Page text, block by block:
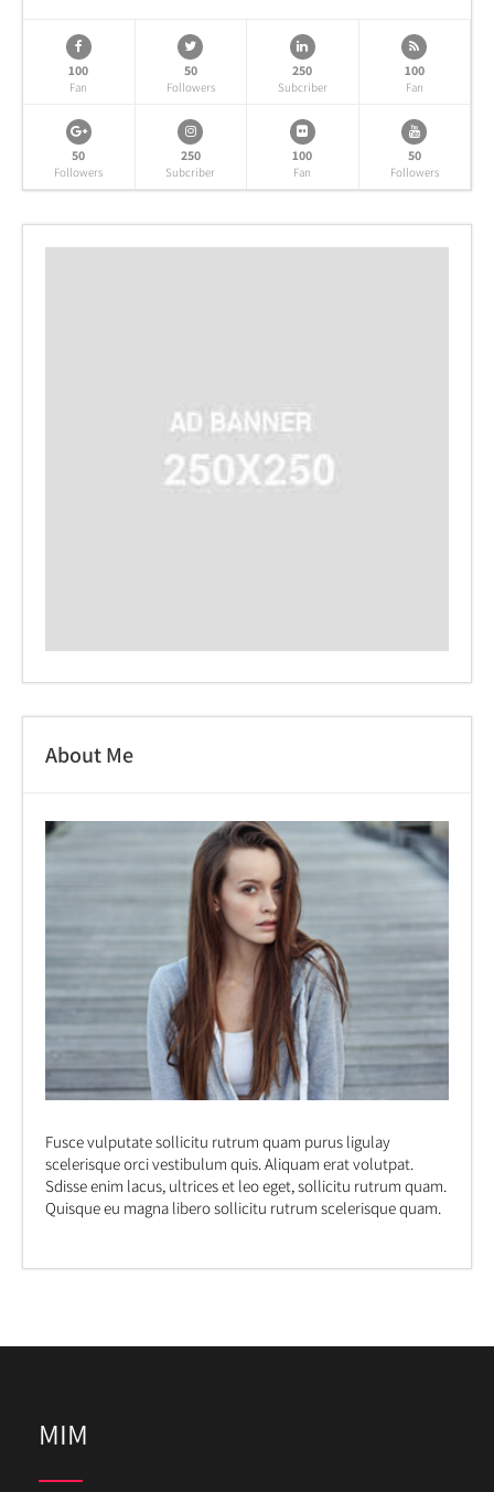
100
Fan
50
Followers
250
Subcriber
100
Fan
50
Followers
250
Subcriber
100
Fan
50
Followers
About Me
Fusce vulputate sollicitu rutrum quam purus ligulay
scelerisque orci vestibulum quis. Aliquam erat volutpat.
Sdisse enim lacus, ultrices et leo eget, sollicitu rutrum quam.
Quisque eu magna libero sollicitu rutrum scelerisque quam.
MIM